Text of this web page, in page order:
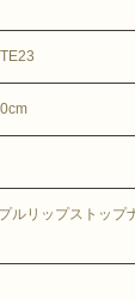
ルリップストップ